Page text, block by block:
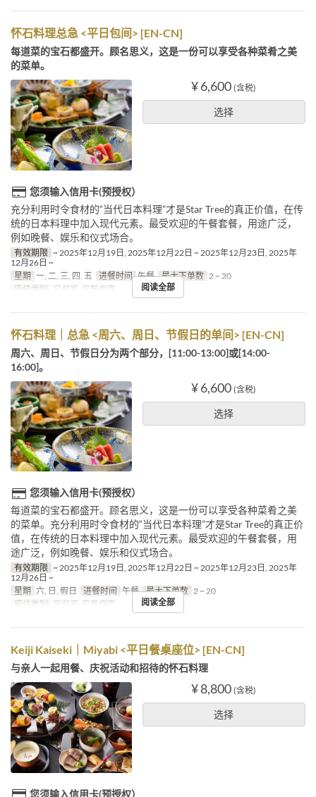
怀石料理总急 <平日包间> [EN-CN]
每道菜的宝石都盛开。顾名思义，这是一份可以享受各种菜肴之美
的菜单。
¥ 6,600 (含税)
选择
您须输入信用卡(预授权）
充分利用时令食材的“当代日本料理”才是Star Tree的真正价值，在传
统的日本料理中加入现代元素。最受欢迎的午餐套餐，用途广泛，
例如晚餐、娱乐和仪式场合。
有效期限 ~ 2025年12月19日, 2025年12月22日 ~ 2025年12月23日, 2025年
12月26日 ~
星期 一, 二, 三, 四, 五 进餐时间 午餐 最大下单数 2 ~ 20
座位类别 窓個室, 窓無個室 阅读全部
怀石料理｜总急 <周六、周日、节假日的单间> [EN-CN]
周六、周日、节假日分为两个部分，[11:00-13:00]或[14:00-
16:00]。
¥ 6,600 (含税)
选择
您须输入信用卡(预授权）
每道菜的宝石都盛开。顾名思义，这是一份可以享受各种菜肴之美
的菜单。充分利用时令食材的“当代日本料理”才是Star Tree的真正价
值，在传统的日本料理中加入现代元素。最受欢迎的午餐套餐，用
途广泛，例如晚餐、娱乐和仪式场合。
有效期限 ~ 2025年12月19日, 2025年12月22日 ~ 2025年12月23日, 2025年
12月26日 ~
星期 六, 日, 假日 进餐时间 午餐 最大下单数 2 ~ 20
座位类别 窓個室, 窓無個室 阅读全部
Keiji Kaiseki｜Miyabi <平日餐桌座位> [EN-CN]
与亲人一起用餐、庆祝活动和招待的怀石料理
¥ 8,800 (含税)
选择
您须输入信用卡(预授权）